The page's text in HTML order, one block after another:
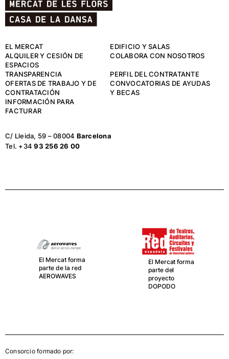
EL MERCAT
EDIFICIO Y SALAS
ALQUILER Y CESIÓN DE
ESPACIOS
COLABORA CON NOSOTROS
TRANSPARENCIA
PERFIL DEL CONTRATANTE
OFERTAS DE TRABAJO Y DE
CONTRATACIÓN
CONVOCATORIAS DE AYUDAS
Y BECAS
INFORMACIÓN PARA
FACTURAR
C/ Lleida, 59 – 08004 Barcelona
Tel. +3493 256 26 00
El Mercat forma
parte de la red
AEROWAVES
El Mercat forma
parte del
proyecto
DOPODO
Consorcio formado por: